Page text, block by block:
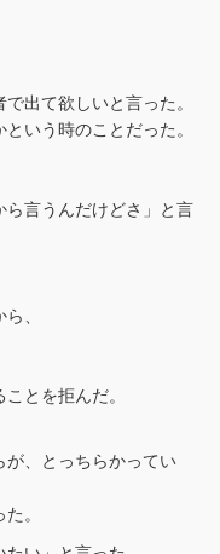
出て欲しいと言った。
いう時のことだった。
ら言うんだけどさ」と言
、
とを拒んだ。
が、とっちらかってい
。